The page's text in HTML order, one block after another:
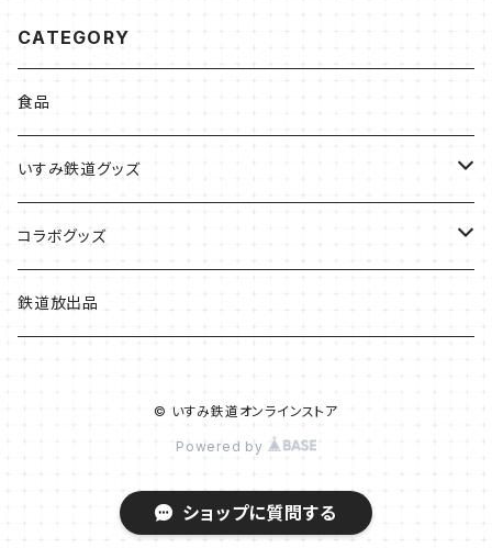
CATEGORY
食品
いすみ鉄道グッズ
いすみ鉄道グッズ
キハグッズ
コラボグッズ
始発ちゃんグッズ
鉄道放出品
© いすみ鉄道オンラインストア
Powered by
ショップに質問する